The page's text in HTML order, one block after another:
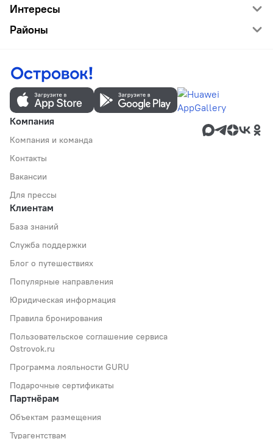
Интересы
Районы
Компания
Компания и команда
Контакты
Вакансии
Для прессы
Клиентам
База знаний
Служба поддержки
Блог о путешествиях
Популярные направления
Юридическая информация
Правила бронирования
Пользовательское соглашение сервиса
Ostrovok.ru
Программа лояльности GURU
Подарочные сертификаты
Партнёрам
Объектам размещения
Турагентствам